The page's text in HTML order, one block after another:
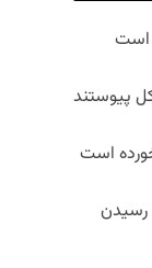
است
پیوستند
است